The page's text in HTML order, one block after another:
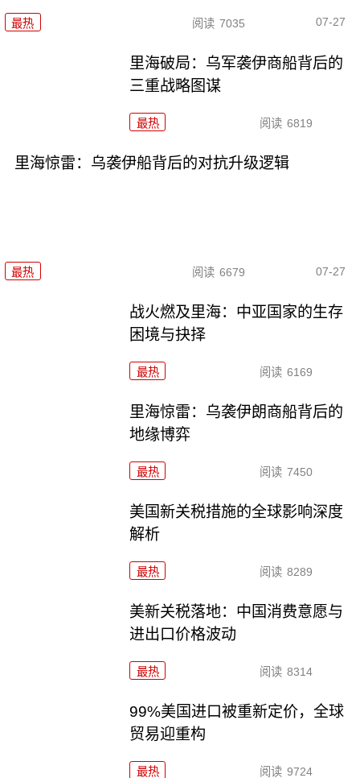
最热 阅读 7035 07-27
里海破局：乌军袭伊商船背后的
三重战略图谋
最热 阅读 6819
里海惊雷：乌袭伊船背后的对抗升级逻辑
最热 阅读 6679 07-27
战火燃及里海：中亚国家的生存
困境与抉择
最热 阅读 6169
里海惊雷：乌袭伊朗商船背后的
地缘博弈
最热 阅读 7450
美国新关税措施的全球影响深度
解析
最热 阅读 8289
美新关税落地：中国消费意愿与
进出口价格波动
最热 阅读 8314
99%美国进口被重新定价，全球
贸易迎重构
最热 阅读 9724